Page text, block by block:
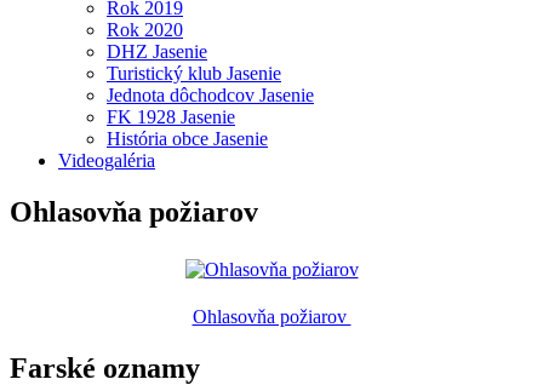
Rok 2019
Rok 2020
DHZ Jasenie
Turistický klub Jasenie
Jednota dôchodcov Jasenie
FK 1928 Jasenie
História obce Jasenie
Videogaléria
Ohlasovňa požiarov
Ohlasovňa požiarov
Farské oznamy